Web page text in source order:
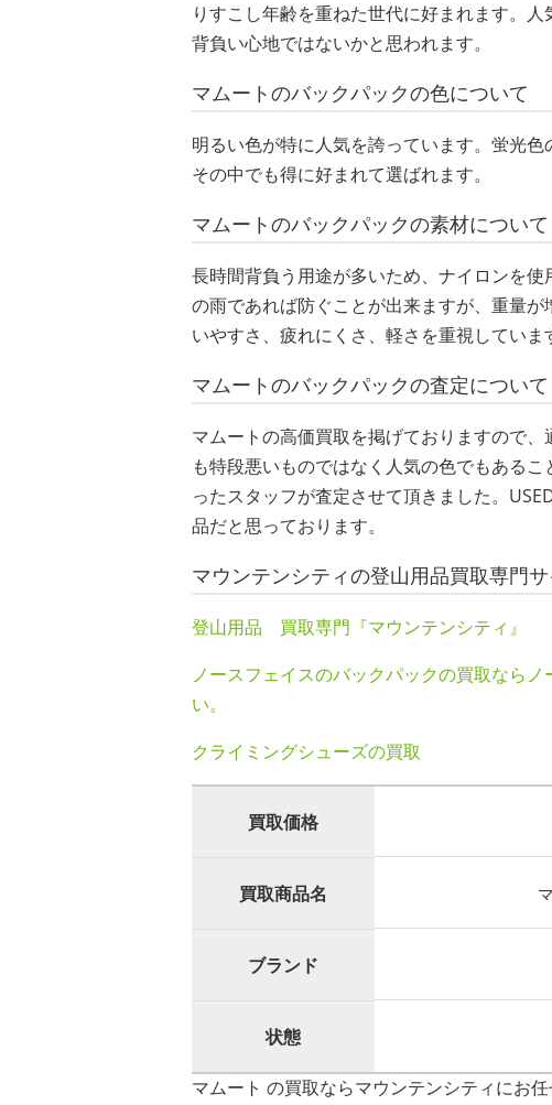
りすこし年齢を重ねた世代に好まれます。
背負い心地ではないかと思われます。
マムートのバックパックの色について
明るい色が特に人気を誇っています。蛍光
その中でも得に好まれて選ばれます。
マムートのバックパックの素材について
長時間背負う用途が多いため、ナイロンを
の雨であれば防ぐことが出来ますが、重量
いやすさ、疲れにくさ、軽さを重視していま
マムートのバックパックの査定について
マムートの高価買取を掲げておりますので
も特段悪いものではなく人気の色でもある
ったスタッフが査定させて頂きました。
品だと思っております。
マウンテンシティの登山用品買取専門
登山用品 買取専門『マウンテンシティ』
ノースフェイスのバックパックの買取なら
い。
クライミングシューズの買取
買取価格
買取商品名
ブランド
状態
マムート の買取ならマウンテンシティにお任